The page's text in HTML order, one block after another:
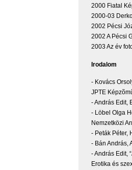
2000 Fiatal
2000-03
2002 Pécsi
2002 A Pécsi
2003 Az év
Irodalom
- Kovács
JPTE
- András Edit,
- Löbel Olga
Nemzetközi
- Peták Péter,
- Bán András,
- András Edit,
Erotika és